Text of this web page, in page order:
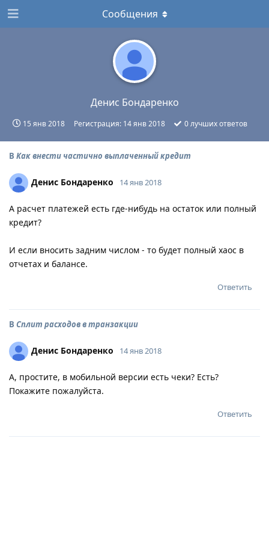
Денис Бондаренко
15 янв 2018 Регистрация: 14 янв 2018 0лучших ответов
Сообщения
В Как внести частично выплаченный кредит
Денис Бондаренко 14 янв 2018
А расчет платежей есть где-нибудь на остаток или полный
кредит?
И если вносить задним числом - то будет полный хаос в
отчетах и балансе.
Ответить
В Сплит расходов в транзакции
Денис Бондаренко 14 янв 2018
А, простите, в мобильной версии есть чеки? Есть?
Покажите пожалуйста.
Ответить